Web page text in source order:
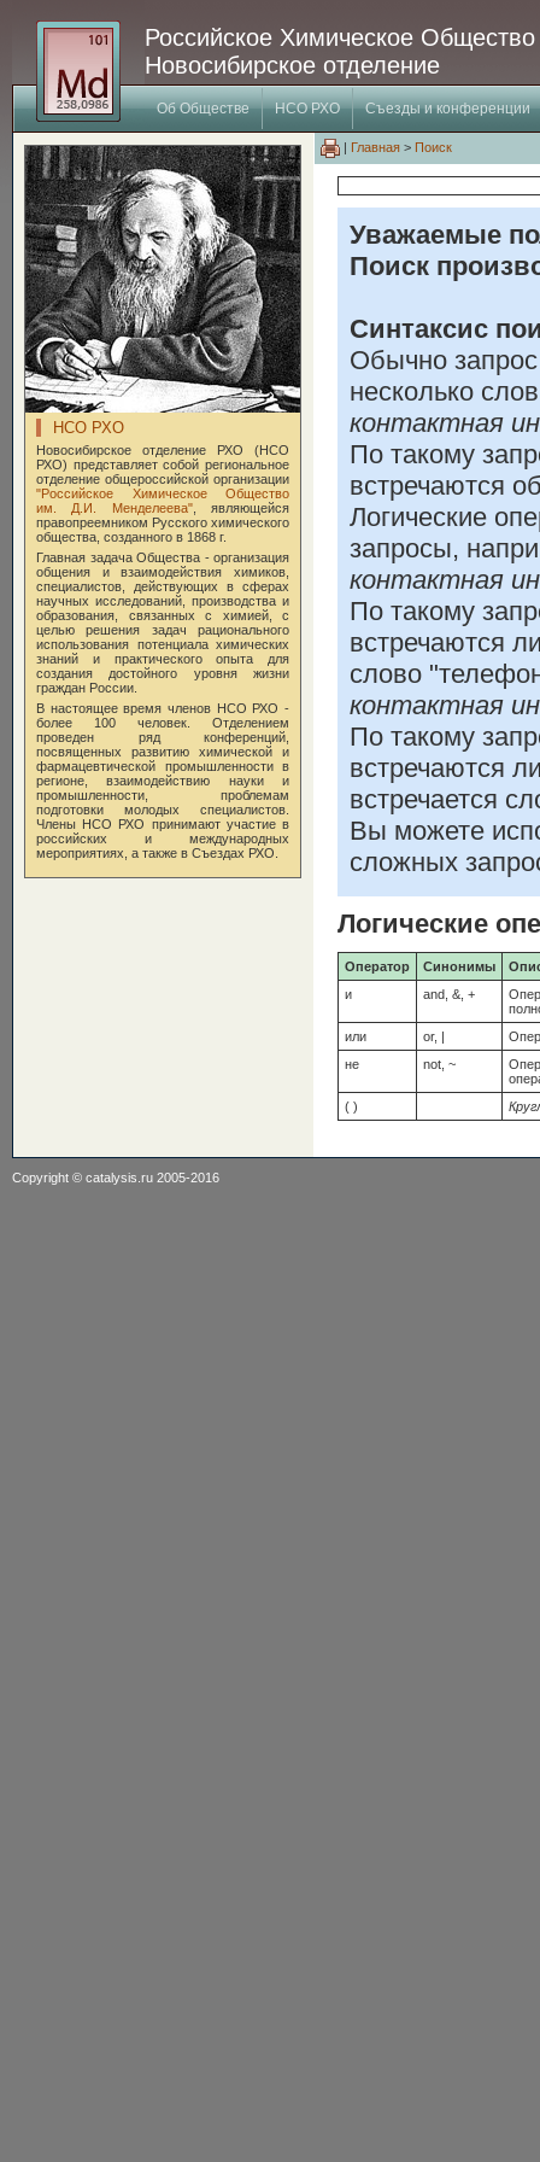
Российское Химическое Общество
Новосибирское отделение
Об Обществе НСО РХО Съезды и конференции
НСО РХО
Новосибирское отделение РХО (НСО
РХО) представляет собой региональное
отделение общероссийской организации
"Российское Химическое Общество
им. Д.И. Менделеева", являющейся
правопреемником Русского химического
общества, созданного в 1868 г.
Главная задача Общества - организация
общения и взаимодействия химиков,
специалистов, действующих в сферах
научных исследований, производства и
образования, связанных с химией, с
целью решения задач рационального
использования потенциала химических
знаний и практического опыта для
создания достойного уровня жизни
граждан России.
В настоящее время членов НСО РХО -
более 100 человек. Отделением
проведен ряд конференций,
посвященных развитию химической и
фармацевтической промышленности в
регионе, взаимодействию науки и
промышленности, проблемам
подготовки молодых специалистов.
Члены НСО РХО принимают участие в
российских и международных
мероприятиях, а также в Съездах РХО.
| Главная > Поиск
Уважаемые
Поиск
Синтаксис
Обычно запрос
несколько
контактная
По такому
встречаются
Логические
запросы,
контактная
По такому
встречаются
слово
контактная
По такому
встречаются
встречается
Вы можете
сложных
Логические
Оператор Синонимы
и
and, &, +
или
or, |
не
not, ~
( )
Copyright © catalysis.ru 2005-2016